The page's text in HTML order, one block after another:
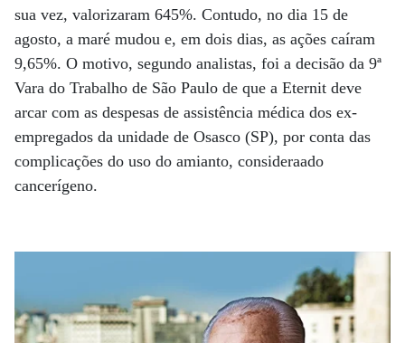
sua vez, valorizaram 645%. Contudo, no dia 15 de
agosto, a maré mudou e, em dois dias, as ações caíram
9,65%. O motivo, segundo analistas, foi a decisão da 9ª
Vara do Trabalho de São Paulo de que a Eternit deve
arcar com as despesas de assistência médica dos ex-
empregados da unidade de Osasco (SP), por conta das
complicações do uso do amianto, consideraado
cancerígeno.